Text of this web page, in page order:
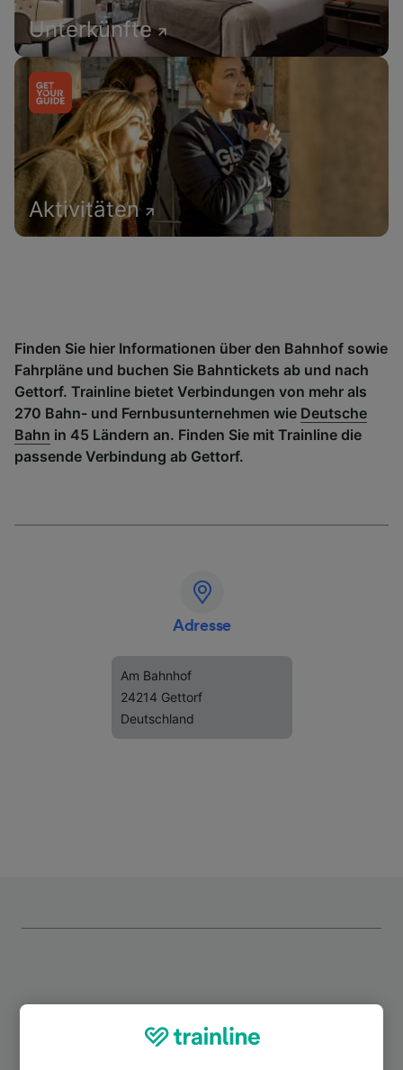
Unterkünfte
Aktivitäten
Finden Sie hier Informationen über den Bahnhof sowie
Fahrpläne und buchen Sie Bahntickets ab und nach
Gettorf. Trainline bietet Verbindungen von mehr als
270 Bahn- und Fernbusunternehmen wie Deutsche
Bahn in 45 Ländern an. Finden Sie mit Trainline die
passende Verbindung ab Gettorf.
Adresse
Am Bahnhof
24214 Gettorf
Deutschland